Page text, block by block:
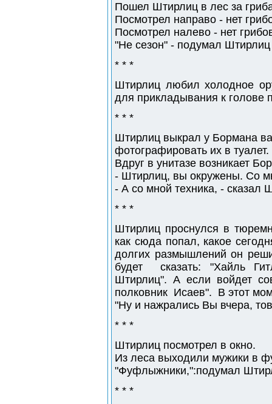
Пошел Штирлиц в лес за
Посмотрел направо - нет
Посмотрел налево - нет
"Не сезон" - подумал Штирлиц
* * *
Штирлиц любил холодное
для прикладывания к голове
* * *
Штирлиц выкрал у Бормана
фотографировать их в туалет.
Вдруг в унитазе возникает
- Штирлиц, вы окружены. Со
- А со мной техника, - сказал
* * *
Штирлиц проснулся в
как сюда попал, какое
долгих размышлений он
будет сказать: "Хайль
Штирлиц". А если войдет
полковник Исаев". В этот
"Ну и нажрались Вы вчера,
* * *
Штирлиц посмотрел в окно.
Из леса выходили мужики в
"Фуфлыжники,":подумал
* * *